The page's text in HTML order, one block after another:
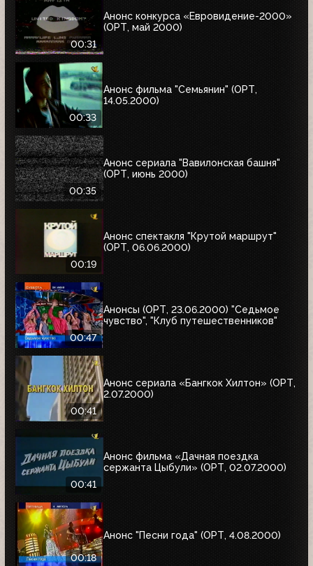
00:31
Анонс конкурса «Евровидение-2000»
(ОРТ, май 2000)
00:33
Анонс фильма "Семьянин" (ОРТ,
14.05.2000)
00:35
Анонс сериала "Вавилонская башня"
(ОРТ, июнь 2000)
00:19
Анонс спектакля "Крутой маршрут"
(ОРТ, 06.06.2000)
00:47
Анонсы (ОРТ, 23.06.2000) "Седьмое
чувство", "Клуб путешественников"
00:41
Анонс сериала «Бангкок Хилтон» (ОРТ,
2.07.2000)
00:41
Анонс фильма «Дачная поездка
сержанта Цыбули» (ОРТ, 02.07.2000)
00:18
Анонс "Песни года" (ОРТ, 4.08.2000)